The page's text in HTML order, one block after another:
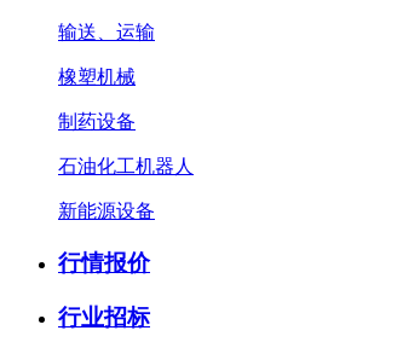
输送、运输
橡塑机械
制药设备
石油化工机器人
新能源设备
行情报价
行业招标